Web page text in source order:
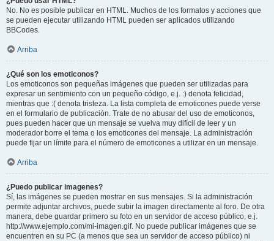
No. No es posible publicar en HTML. Muchos de los formatos y acciones que
se pueden ejecutar utilizando HTML pueden ser aplicados utilizando
BBCodes.
Arriba
¿Qué son los emoticonos?
Los emoticonos son pequeñas imágenes que pueden ser utilizadas para
expresar un sentimiento con un pequeño código, e.j. :) denota felicidad,
mientras que :( denota tristeza. La lista completa de emoticones puede verse
en el formulario de publicación. Trate de no abusar del uso de emoticonos,
pues pueden hacer que un mensaje se vuelva muy difícil de leer y un
moderador borre el tema o los emoticones del mensaje. La administración
puede fijar un límite para el número de emoticones a utilizar en un mensaje.
Arriba
¿Puedo publicar imagenes?
Sí, las imágenes se pueden mostrar en sus mensajes. Si la administración
permite adjuntar archivos, puede subir la imagen directamente al foro. De otra
manera, debe guardar primero su foto en un servidor de acceso público, e.j.
http://www.ejemplo.com/mi-imagen.gif. No puede publicar imágenes que se
encuentren en su PC (a menos que sea un servidor de acceso público) ni